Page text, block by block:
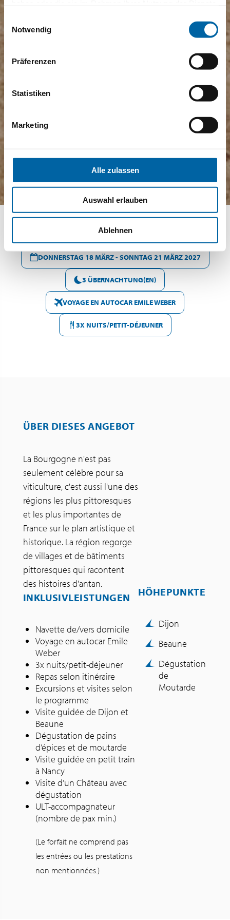
Notwendig
Präferenzen
Statistiken
Marketing
Alle zulassen
Auswahl erlauben
Ablehnen
DONNERSTAG 18 MÄRZ - SONNTAG 21 MÄRZ 2027
3 ÜBERNACHTUNG(EN)
VOYAGE EN AUTOCAR EMILE WEBER
3X NUITS/PETIT-DÉJEUNER
ÜBER DIESES ANGEBOT
La Bourgogne n'est pas
seulement célèbre pour sa
viticulture, c'est aussi l'une des
régions les plus pittoresques
et les plus importantes de
France sur le plan artistique et
historique. La région regorge
de villages et de bâtiments
pittoresques qui racontent
des histoires d'antan.
INKLUSIVLEISTUNGEN
Navette de/vers domicile
Voyage en autocar Emile
Weber
3x nuits/petit-déjeuner
Repas selon itinéraire
Excursions et visites selon
le programme
Visite guidée de Dijon et
Beaune
Dégustation de pains
d’épices et de moutarde
Visite guidée en petit train
à Nancy
Visite d’un Château avec
dégustation
ULT-accompagnateur
(nombre de pax min.)
(Le forfait ne comprend pas
les entrées ou les prestations
non mentionnées.)
HÖHEPUNKTE
Dijon
Beaune
Dégustation
de
Moutarde